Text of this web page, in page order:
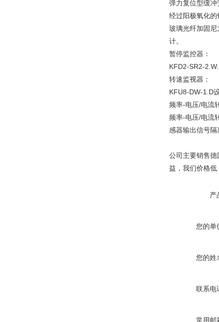
弹力复位型缓冲
经过阳极氧化
玻璃光纤加固
计。
暂停监控器：
KFD2-SR2-
转速监视器：
KFU8-DW-1.D
频率-电压/电流
频率-电压/电流
感器输出信号
公司主要销售
益，我们价格
产
您的单
您的姓
联系电
常用邮